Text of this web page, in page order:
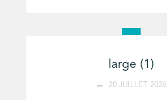
large (1)
20 JUILLET 2026